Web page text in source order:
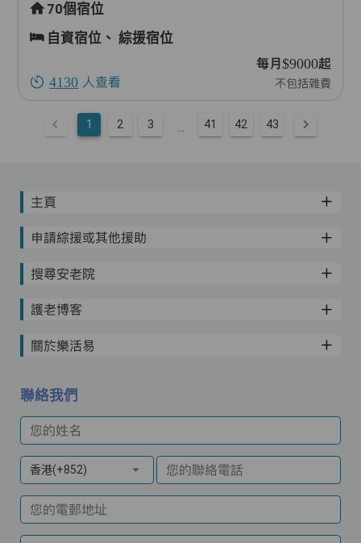
70個宿位
自資宿位、綜援宿位
4130 人查看
每月$9000起
不包括雜費
1 2 3 41 42 43
主頁
申請綜援或其他援助
搜尋安老院
護老博客
關於樂活易
聯絡我們
您的姓名
香港(+852) 您的聯絡電話
您的電郵地址